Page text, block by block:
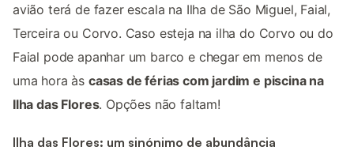
avião terá de fazer escala na Ilha de São Miguel, Faial,
Terceira ou Corvo. Caso esteja na ilha do Corvo ou do
Faial pode apanhar um barco e chegar em menos de
uma hora às casas de férias com jardim e piscina na
Ilha das Flores. Opções não faltam!
Ilha das Flores: um sinónimo de abundância